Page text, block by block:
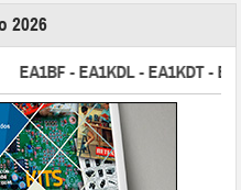
2026
EA1BF - EA1KDL - EA1KDT -